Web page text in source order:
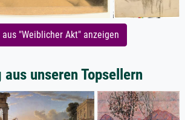
aus "Weiblicher Akt" anzeigen
aus unseren Topsellern